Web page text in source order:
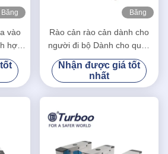
Băng
vào
hợp
Băng
Rào cản rào cản dành cho
người đi bộ Dành cho quản
lý an ninh trong nhà và ngoài
trời
Nhận được giá tốt
nhất